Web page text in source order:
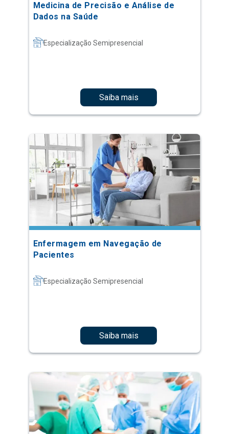
Medicina de Precisão e Análise de
Dados na Saúde
Especialização Semipresencial
Saiba mais
Enfermagem em Navegação de
Pacientes
Especialização Semipresencial
Saiba mais